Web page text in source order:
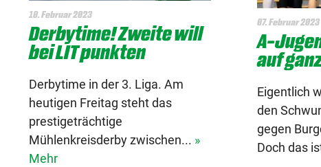
10. Februar 2023
Derbytime! Zweite will
bei LIT punkten
Derbytime in der 3. Liga. Am
heutigen Freitag steht das
prestigeträchtige
Mühlenkreisderby zwischen... »
Mehr
07. Februar 2023
A-
auf
Eigentlich
den
gegen
Doch das